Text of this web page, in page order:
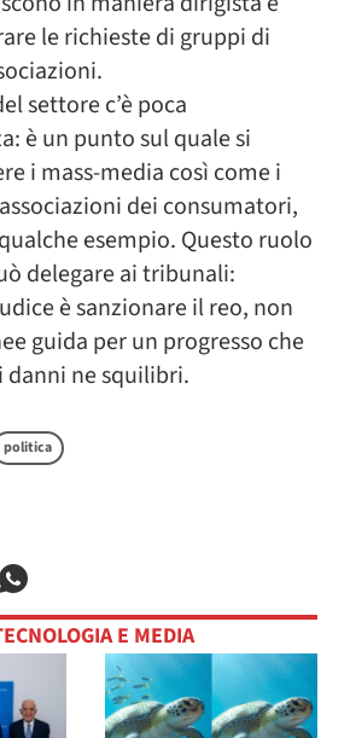
le richieste di gruppi di
settore c’è poca
è un punto sul quale si
i mass-media così come i
dei consumatori,
esempio. Questo ruolo
delegare ai tribunali:
è sanzionare il reo, non
guida per un progresso che
ne squilibri.
politica
E MEDIA